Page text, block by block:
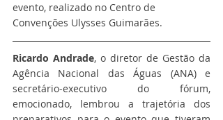
evento, realizado no Centro de
Convenções Ulysses Guimarães.
Ricardo Andrade, o diretor de Gestão da
Agência Nacional das Águas (ANA) e
secretário-executivo do fórum,
emocionado, lembrou a trajetória dos